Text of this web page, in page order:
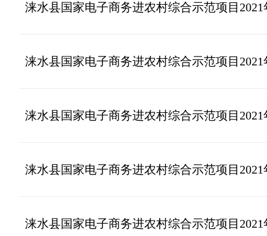
涞水县国家电子商务进农村综合示范项目
涞水县国家电子商务进农村综合示范项目
涞水县国家电子商务进农村综合示范项目
涞水县国家电子商务进农村综合示范项目
涞水县国家电子商务进农村综合示范项目